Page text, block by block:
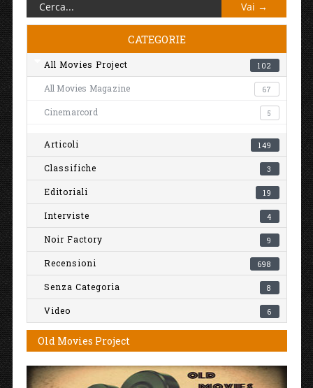
CATEGORIE
All Movies Project 102
All Movies Magazine 67
Cinemarcord 5
Articoli 149
Classifiche 3
Editoriali 19
Interviste 4
Noir Factory 9
Recensioni 698
Senza Categoria 8
Video 6
Old Movies Project